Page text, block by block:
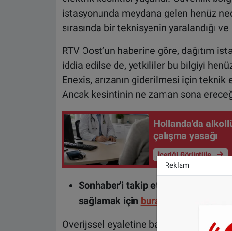
istasyonunda meydana gelen henüz
sırasında bir teknisyenin yaralandığı
RTV Oost’un haberine göre, dağıtım
iddia edilse de, yetkililer bu bilgiyi
Enexis, arızanın giderilmesi için teknik
Ancak kesintinin ne zaman sona
Hollanda'da
çalışma yasağı
İçeriği Görüntüle
Sonhaber'i takip etmek ve
sağlamak için buraya tıklayın
Overijssel eyaletine bağlı şehirdeki
Reklam